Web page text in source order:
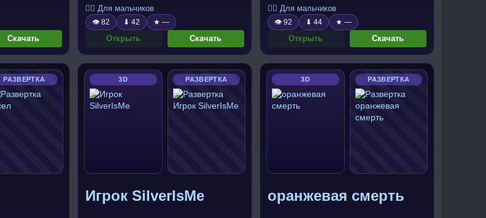
Скачать
🧍‍♂️ Для мальчиков
👁 82 ⬇ 42 ★ —
Открыть Скачать
🧍‍♂️ Для мальчиков
👁 92 ⬇ 44 ★ —
Открыть Скачать
РАЗВЕРТКА 3D РАЗВЕРТКА
Игрок SilverIsMe
3D РАЗВЕРТКА
оранжевая смерть